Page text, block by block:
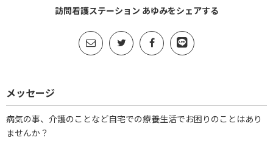
訪問看護ステーション あゆみをシェアする
メッセージ
病気の事、介護のことなど自宅での療養生活でお困りのことはあり
ませんか？